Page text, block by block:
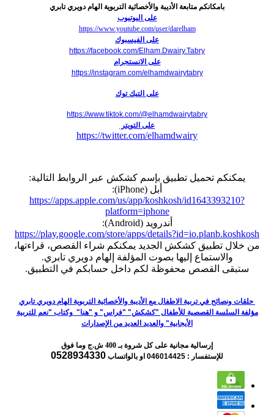
بامكانكم متابعة الأديبة والأخصائية التربوية الهام دويري تابري
على اليوتيوب
https://www.youtube.com/user/darelham
على الفيسبوك
https://facebook.com/Elham.Dwairy.Tabry
على الانستجرام
https://instagram.com/elhamdwairytabry
على التيك توك
https://www.tiktok.com/@elhamdwairytabry
على التويتر
https://twitter.com/elhamdwairy
يمكنكم تحميل تطبيق بإسم كشكش عبر الروابط التالية:
أبل (iPhone):
https://apps.apple.com/us/app/koshkosh/id1643393210?
platform=iphone
أندرويد (Android):
https://play.google.com/store/apps/details?id=io.planb.koshkosh
من خلال تطبيق كشكش الجديد يمكنكم شراء القصص، قراءتها،
والاستماع إليها بصوت المؤلفة إلهام دويري تابري.
ستبقى القصص محفوظة لكم داخل حسابكم في التطبيق.
حلقات ونصائح في تربية الاطفال مع الأديبة والأخصائية التربوية الهام دويري تابري
مؤلفة السلسة القصصية للأطفال "كشكش" "فراس" و "هنا" وكتاب "نعم للتربية
الأيجابية" والعديد العديد من الإصدارات
إرسالية مجانية على كل شروة بـ 400 ش.ج وما فوق
للإستفسار : 046014425
او بالواتساب 0528934330